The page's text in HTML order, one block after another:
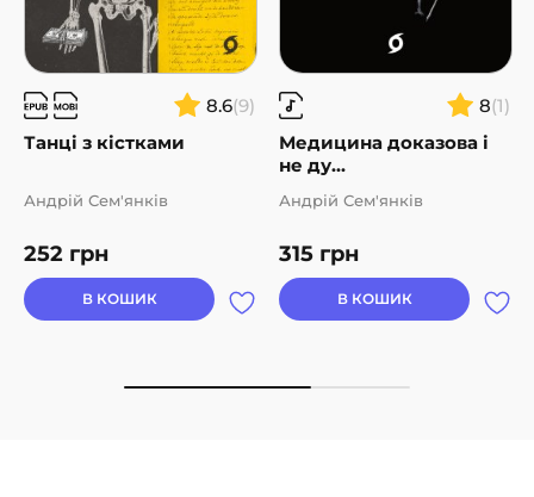
8.6(9)
Танці з кістками
252 грн
Андрій Сем'янків
В КОШИК
8(1)
Медицина доказова і
не ду...
315 грн
Андрій Сем'янків
В КОШИК